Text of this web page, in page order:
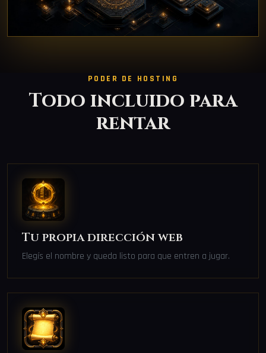
PODER DE HOSTING
Todo incluido para
rentar
Tu propia dirección web
Elegís el nombre y queda listo para que entren a jugar.